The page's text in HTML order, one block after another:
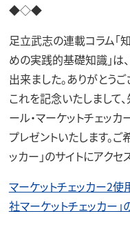
◆◇◆
足立武志の連載コラム
めの実践的基礎知識」は
出来ました。ありがとうご
これを記念いたしまして
ール・マーケットチェッ
プレゼントいたします。
ッカー」のサイトにアクセ
マーケットチェッカー2使
社マーケットチェッカー」